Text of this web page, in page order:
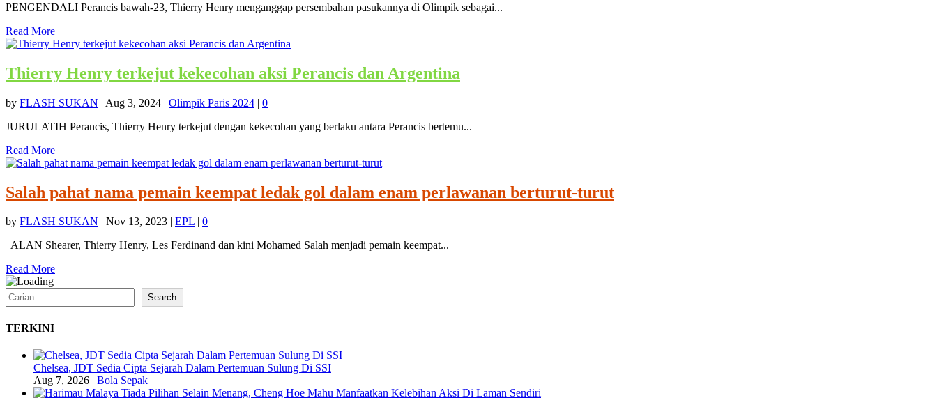
PENGENDALI Perancis bawah-23, Thierry Henry menganggap persembahan pasukannya di Olimpik sebagai...
Read More
Thierry Henry terkejut kekecohan aksi Perancis dan Argentina
by FLASH SUKAN | Aug 3, 2024 | Olimpik Paris 2024 | 0
JURULATIH Perancis, Thierry Henry terkejut dengan kekecohan yang berlaku antara Perancis bertemu...
Read More
Salah pahat nama pemain keempat ledak gol dalam enam perlawanan berturut-turut
by FLASH SUKAN | Nov 13, 2023 | EPL | 0
ALAN Shearer, Thierry Henry, Les Ferdinand dan kini Mohamed Salah menjadi pemain keempat...
Read More
Search Search
TERKINI
Chelsea, JDT Sedia Cipta Sejarah Dalam Pertemuan Sulung Di SSI
Aug 7, 2026 | Bola Sepak